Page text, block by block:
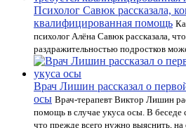
Психолог Савюк рассказала,
квалифицированная помощь
психолог Алёна Савюк рассказала,
раздражительностью подростков
Врач Лишин рассказал о
осы Врач-терапевт Виктор Лишин
помощь в случае укуса осы. В беседе
что прежде всего нужно выяснить,